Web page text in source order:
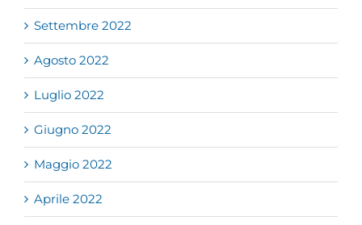
Settembre 2022
Agosto 2022
Luglio 2022
Giugno 2022
Maggio 2022
Aprile 2022